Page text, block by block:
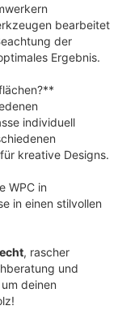
bearbeitet
der
Ergebnis.
individuell
kreative Designs.
WPC in
in einen stilvollen
, rascher
und
deinen